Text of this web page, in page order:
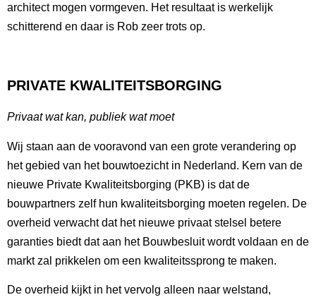
architect mogen vormgeven. Het resultaat is werkelijk
schitterend en daar is Rob zeer trots op.
PRIVATE KWALITEITSBORGING
Privaat wat kan, publiek wat moet
Wij staan aan de vooravond van een grote verandering op
het gebied van het bouwtoezicht in Nederland. Kern van de
nieuwe Private Kwaliteitsborging (PKB) is dat de
bouwpartners zelf hun kwaliteitsborging moeten regelen. De
overheid verwacht dat het nieuwe privaat stelsel betere
garanties biedt dat aan het Bouwbesluit wordt voldaan en de
markt zal prikkelen om een kwaliteitssprong te maken.
De overheid kijkt in het vervolg alleen naar welstand,